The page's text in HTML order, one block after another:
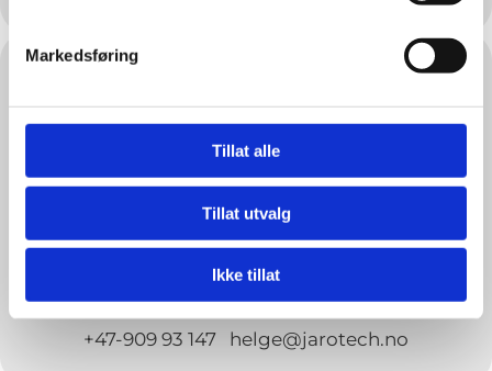
Markedsføring
Tillat alle
Tillat utvalg
Ikke tillat
Helge Tufthaug
+47-909 93 147 helge@jarotech.no